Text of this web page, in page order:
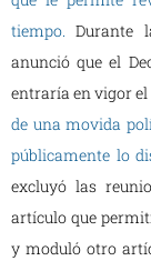
tiempo. Durante
anunció que el
entraría en vigor el
de una movida
públicamente lo
excluyó las
artículo que
y moduló otro